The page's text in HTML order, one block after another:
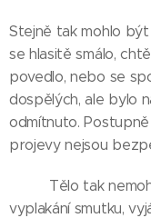
Stejně tak mohlo
se hlasitě smálo,
povedlo, nebo se
dospělých, ale bylo
odmítnuto.
projevy nejsou
👉👉 Tělo tak
vyplakání smutku,